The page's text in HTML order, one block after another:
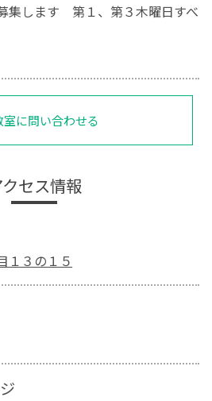
集します 第１、第３木曜日すべ
室に問い合わせる
セス情報
１３の１５